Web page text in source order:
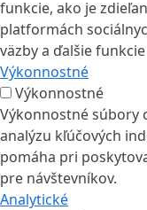
funkcie, ako je
platformách
väzby a ďalšie
Výkonnostné
Výkonnostné
Výkonnostné súbory
analýzu kľúčových
pomáha pri
pre návštevníkov.
Analytické